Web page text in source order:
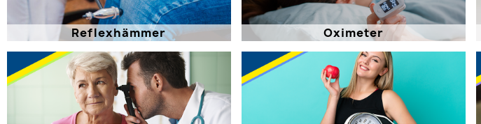
Reflexhämmer Oximeter